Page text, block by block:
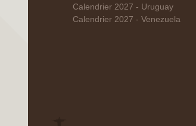
Calendrier 2027 - Uruguay
Calendrier 2027 - Venezuela